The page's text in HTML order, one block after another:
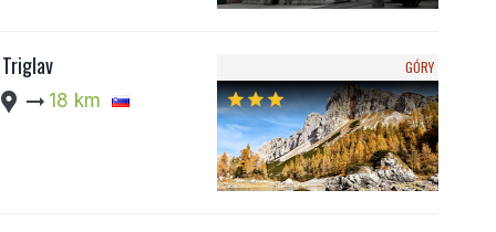
Triglav
location_pin arrow_right_alt 18 km
GÓRY
starstarstar